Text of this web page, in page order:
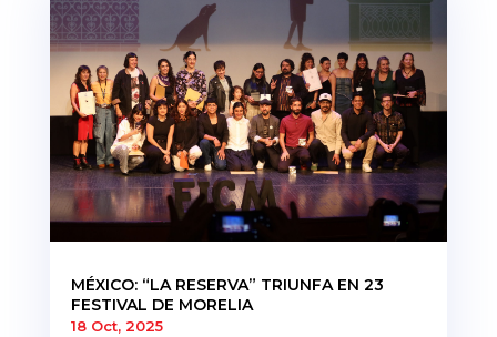
MÉXICO: “LA RESERVA” TRIUNFA EN 23
FESTIVAL DE MORELIA
18 Oct, 2025